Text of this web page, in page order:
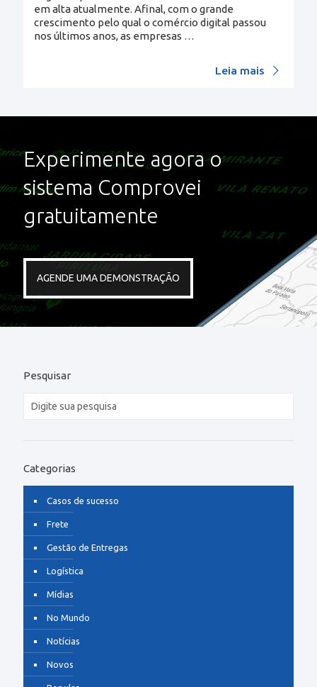
em alta atualmente. Afinal, com o grande
crescimento pelo qual o comércio digital passou
nos últimos anos, as empresas …
Leia mais
Experimente agora o
sistema Comprovei
gratuitamente
AGENDE UMA DEMONSTRAÇÃO
Pesquisar
Categorias
Casos de sucesso
Frete
Gestão de Entregas
Logística
Mídias
No Mundo
Notícias
Novos